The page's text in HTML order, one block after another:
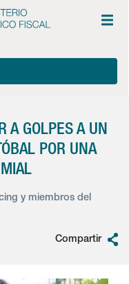
A GOLPES A UN
POR UNA
y miembros del
Compartir